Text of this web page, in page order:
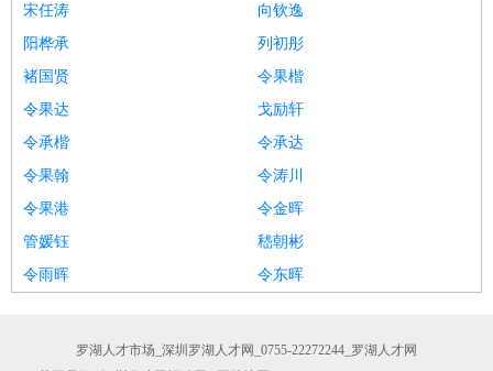
宋任涛
向钦逸
阳桦承
列初彤
褚国贤
令果楷
令果达
戈励轩
令承楷
令承达
令果翰
令涛川
令果港
令金晖
管媛钰
嵇朝彬
令雨晖
令东晖
罗湖人才市场_深圳罗湖人才网_0755-22272244_罗湖人才网